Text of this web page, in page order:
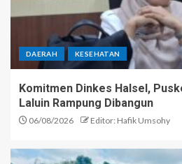
DAERAH KESEHATAN
Komitmen Dinkes Halsel,
Laluin Rampung Dibangun
06/08/2026 Editor: Hafik Umsohy